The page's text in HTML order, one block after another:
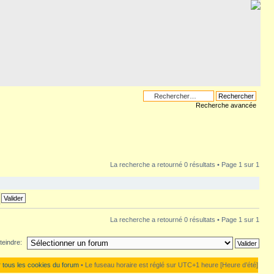
Recherche avancée
La recherche a retourné 0 résultats • Page 1 sur 1
La recherche a retourné 0 résultats • Page 1 sur 1
tous les cookies du forum • Le fuseau horaire est réglé sur UTC+1 heure [Heure d’été]